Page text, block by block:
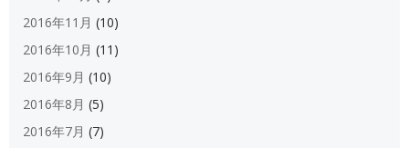
2016年11月 (10)
2016年10月 (11)
2016年9月 (10)
2016年8月 (5)
2016年7月 (7)